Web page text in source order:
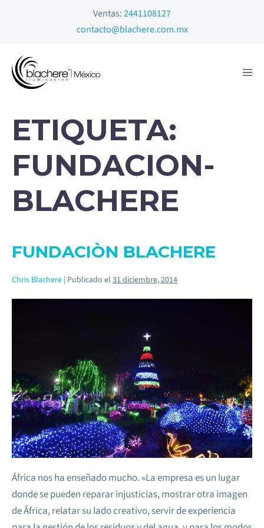
Ventas:2441108127
contacto@blachere.com.mx
ETIQUETA:
FUNDACION-
BLACHERE
FUNDACIÒN BLACHERE
Chris Blachere | Publicado el 31 diciembre, 2014
África nos ha enseñado mucho. «La empresa es un lugar
donde se pueden reparar injusticias, mostrar otra imagen
de África, relatar su lado creativo, servir de experiencia